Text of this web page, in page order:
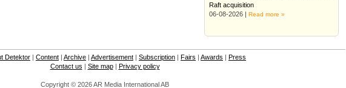
Raft acquisition
06-08-2026 | Read more »
Detektor | Content | Archive | Advertisement | Subscription | Fairs | Awards | Press
Contact us | Site map| Privacy policy
Copyright © 2026 AR Media International AB